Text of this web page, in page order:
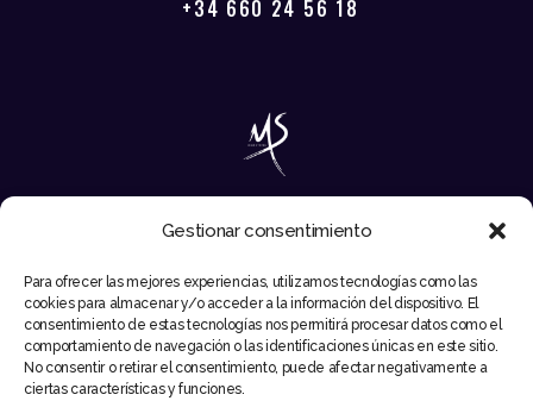
Gestionar consentimiento
Para ofrecer las mejores experiencias, utilizamos tecnologías como las
cookies para almacenar y/o acceder a la información del dispositivo. El
consentimiento de estas tecnologías nos permitirá procesar datos como el
comportamiento de navegación o las identificaciones únicas en este sitio.
No consentir o retirar el consentimiento, puede afectar negativamente a
ciertas características y funciones.
+34 660 24 56 18
EMAIL
INFO@MIKESYNTEC.COM